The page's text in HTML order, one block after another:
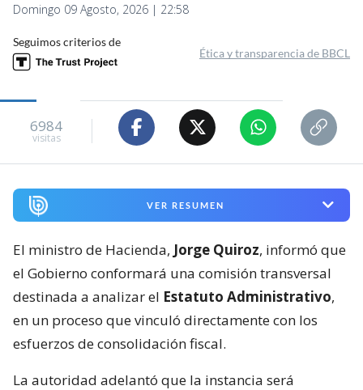
Domingo 09 Agosto, 2026 | 22:58
Seguimos criterios de
Ética y transparencia de BBCL
6984
visitas
VER RESUMEN
El ministro de Hacienda, Jorge Quiroz, informó que
el Gobierno conformará una comisión transversal
destinada a analizar el Estatuto Administrativo,
en un proceso que vinculó directamente con los
esfuerzos de consolidación fiscal.
La autoridad adelantó que la instancia será